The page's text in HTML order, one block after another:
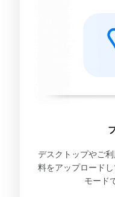
デスクトップやご
料をアップロード
モード